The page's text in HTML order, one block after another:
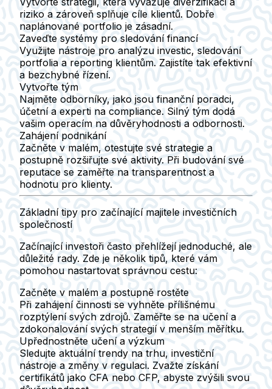
riziko a zároveň splňuje cíle klientů. Dobře
naplánované portfolio je zásadní.
Zaveďte systémy pro sledování financí
Využijte nástroje pro analýzu investic, sledování
portfolia a reporting klientům. Zajistíte tak efektivní
a bezchybné řízení.
Vytvořte tým
Najměte odborníky, jako jsou finanční poradci,
účetní a experti na compliance. Silný tým dodá
vašim operacím na důvěryhodnosti a odbornosti.
Zahájení podnikání
Začněte v malém, otestujte své strategie a
postupně rozšiřujte své aktivity. Při budování své
reputace se zaměřte na transparentnost a
hodnotu pro klienty.
Základní tipy pro začínající majitele investičních
společností
Začínající investoři často přehlížejí jednoduché, ale
důležité rady. Zde je několik tipů, které vám
pomohou nastartovat správnou cestu:
Začněte v malém a postupně rostěte
Při zahájení činnosti se vyhněte přílišnému
rozptýlení svých zdrojů. Zaměřte se na učení a
zdokonalování svých strategií v menším měřítku.
Upřednostněte učení a výzkum
Sledujte aktuální trendy na trhu, investiční
nástroje a změny v regulaci. Zvažte získání
certifikátů jako CFA nebo CFP, abyste zvýšili svou